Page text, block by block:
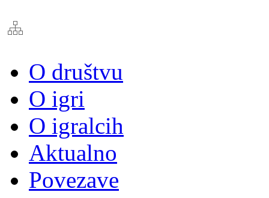
O društvu
O igri
O igralcih
Aktualno
Povezave